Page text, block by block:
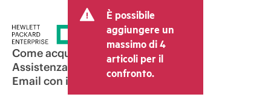
È possibile
aggiungere un
massimo di 4
articoli per il
confronto.
Come acquistare
Assistenza per i prodotti
Email con il commerciale